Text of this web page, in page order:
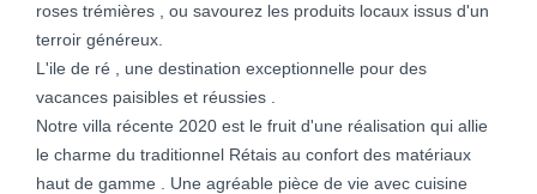
roses trémières , ou savourez les produits locaux issus d'un
terroir généreux.
L'ile de ré , une destination exceptionnelle pour des
vacances paisibles et réussies .
Notre villa récente 2020 est le fruit d'une réalisation qui allie
le charme du traditionnel Rétais au confort des matériaux
haut de gamme . Une agréable pièce de vie avec cuisine